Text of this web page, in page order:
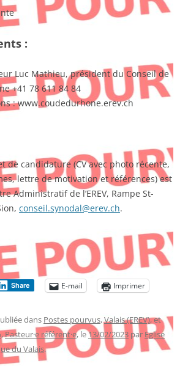
:
Luc Mathieu, président du Conseil de
+41 78 611 84 84
: www.coudedurhone.erev.ch
de candidature (CV avec photo récente,
lettre de motivation et références) est
Administratif de l’EREV, Rampe St-
conseil.synodal@erev.ch.
Share E-mail Imprimer
dans Postes pourvus,Valais (EREV), et
,Pasteur·e référent·e, le13/02/2023 par Eglise
du Valais.